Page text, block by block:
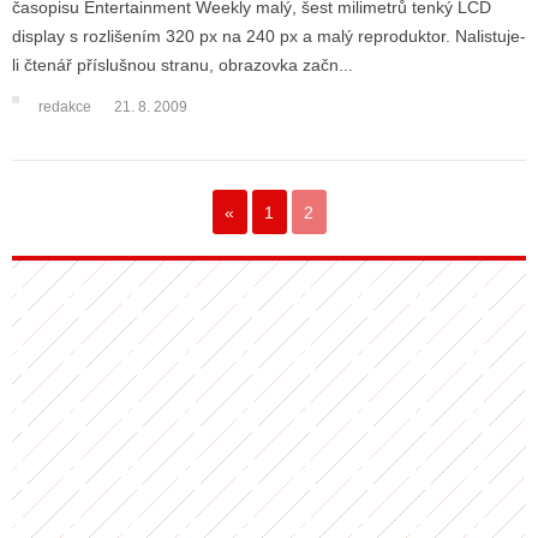
TELEVIZE
INTERNET
RÁDIA
STRÁNKY RÁDIÍ
STRÁNKY TV
TISK
časopisu Entertainment Weekly malý, šest milimetrů tenký LCD
display s rozlišením 320 px na 240 px a malý reproduktor. Nalistuje-
li čtenář příslušnou stranu, obrazovka začn...
redakce 21. 8. 2009
« 1 2